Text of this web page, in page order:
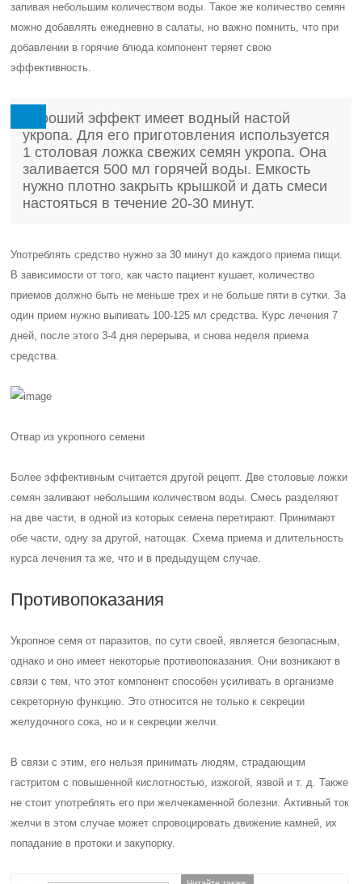
запивая небольшим количеством воды. Такое же количество семян
можно добавлять ежедневно в салаты, но важно помнить, что при
добавлении в горячие блюда компонент теряет свою
эффективность.
Хороший эффект имеет водный настой
укропа. Для его приготовления используется
1 столовая ложка свежих семян укропа. Она
заливается 500 мл горячей воды. Емкость
нужно плотно закрыть крышкой и дать смеси
настояться в течение 20-30 минут.
Употреблять средство нужно за 30 минут до каждого приема пищи.
В зависимости от того, как часто пациент кушает, количество
приемов должно быть не меньше трех и не больше пяти в сутки. За
один прием нужно выпивать 100-125 мл средства. Курс лечения 7
дней, после этого 3-4 дня перерыва, и снова неделя приема
средства.
Отвар из укропного семени
Более эффективным считается другой рецепт. Две столовые ложки
семян заливают небольшим количеством воды. Смесь разделяют
на две части, в одной из которых семена перетирают. Принимают
обе части, одну за другой, натощак. Схема приема и длительность
курса лечения та же, что и в предыдущем случае.
Противопоказания
Укропное семя от паразитов, по сути своей, является безопасным,
однако и оно имеет некоторые противопоказания. Они возникают в
связи с тем, что этот компонент способен усиливать в организме
секреторную функцию. Это относится не только к секреции
желудочного сока, но и к секреции желчи.
В связи с этим, его нельзя принимать людям, страдающим
гастритом с повышенной кислотностью, изжогой, язвой и т. д. Также
не стоит употреблять его при желчекаменной болезни. Активный ток
желчи в этом случае может спровоцировать движение камней, их
попадание в протоки и закупорку.